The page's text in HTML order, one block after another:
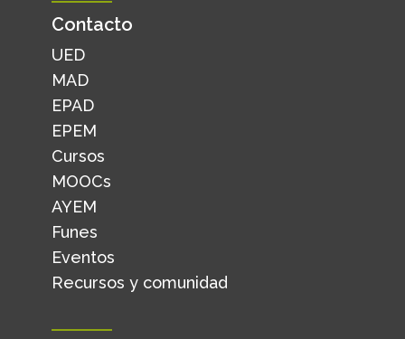
Contacto
UED
MAD
EPAD
EPEM
Cursos
MOOCs
AYEM
Funes
Eventos
Recursos y comunidad